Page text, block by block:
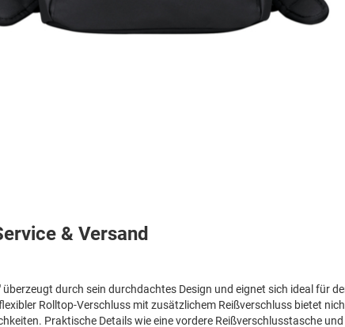
überzeugt durch sein durchdachtes Design und eignet sich ideal für
Rolltop-Verschluss mit zusätzlichem Reißverschluss bietet
Praktische Details wie eine vordere Reißverschlusstasche
& Versand